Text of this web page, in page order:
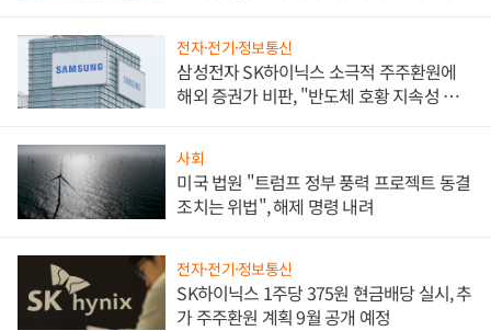
전자·전기·정보통신
삼성전자 SK하이닉스 소극적 주주환원에
해외 증권가 비판, "반도체 호황 지속성 의
사회
미국 법원 "트럼프 정부 풍력 프로젝트 동결
조치는 위법", 해제 명령 내려
전자·전기·정보통신
SK하이닉스 1주당 375원 현금배당 실시, 추
가 주주환원 계획 9월 공개 예정